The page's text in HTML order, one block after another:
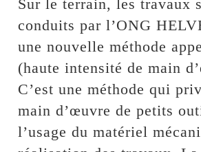
Sur le terrain, les travaux
conduits par l’ONG
une nouvelle méthode
(haute intensité de main
C’est une méthode qui
main d’œuvre de petits
l’usage du matériel